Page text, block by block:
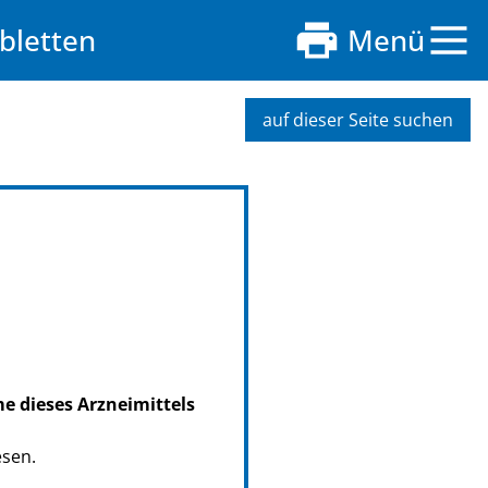
Menü
auf dieser Seite suchen
dieses Arzneimittels